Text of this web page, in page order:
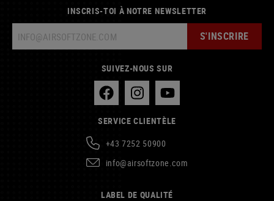
INSCRIS-TOI À NOTRE NEWSLETTER
S'INSCRIRE
SUIVEZ-NOUS SUR
SERVICE CLIENTÈLE
+43 7252 50900
info@airsoftzone.com
LABEL DE QUALITÉ